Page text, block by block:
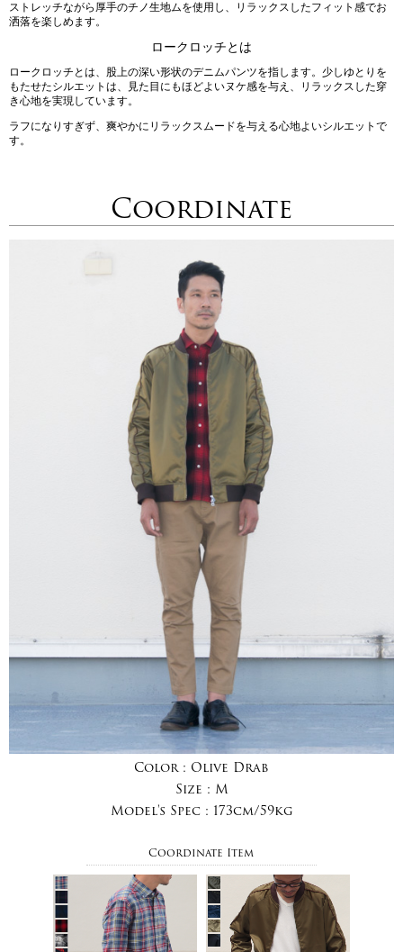
ストレッチながら厚手のチノ生地ムを使用し、リラックスしたフィット感でお
洒落を楽しめます。
ロークロッチとは
ロークロッチとは、股上の深い形状のデニムパンツを指します。少しゆとりを
もたせたシルエットは、見た目にもほどよいヌケ感を与え、リラックスした穿
き心地を実現しています。
ラフになりすぎず、爽やかにリラックスムードを与える心地よいシルエットで
す。
Coordinate
Color : Olive Drab
Size : M
Model's Spec : 173cm/59kg
Coordinate Item